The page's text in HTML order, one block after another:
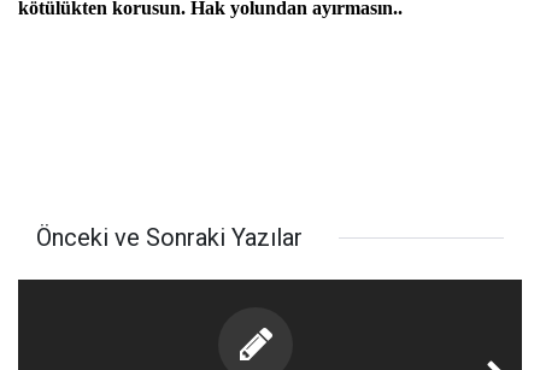
kötülükten korusun. Hak yolundan ayırmasın..
Önceki ve Sonraki Yazılar